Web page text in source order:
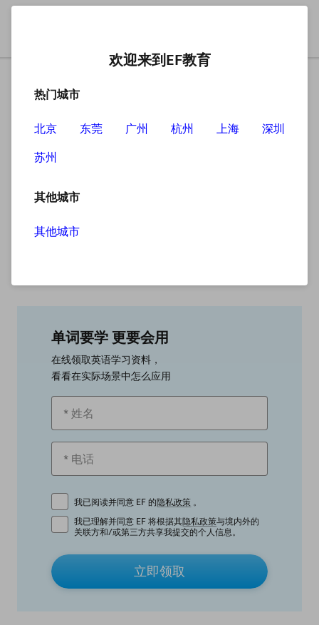
单词要学 更要会用
在线领取英语学习资料，
看看在实际场景中怎么应用
我已阅读并同意 EF 的隐私政策 。
我已理解并同意 EF 将根据其隐私政策与境内外的
关联方和/或第三方共享我提交的个人信息。
立即领取
欢迎来到EF教育
热门城市
北京 东莞 广州 杭州 上海
深圳
苏州
其他城市
其他城市